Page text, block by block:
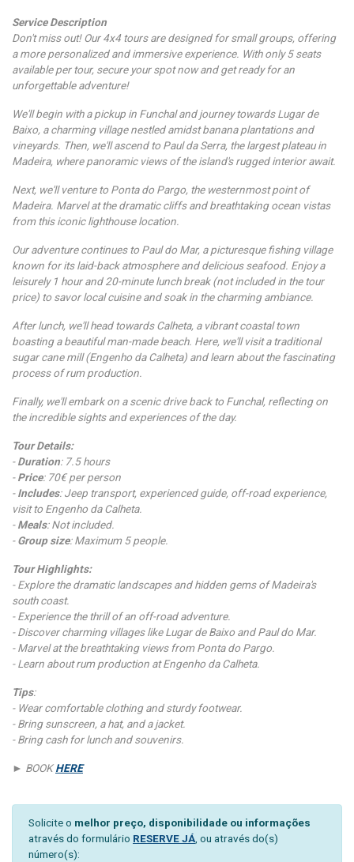
Service Description
Don't miss out! Our 4x4 tours are designed for small groups, offering
a more personalized and immersive experience. With only 5 seats
available per tour, secure your spot now and get ready for an
unforgettable adventure!
We'll begin with a pickup in Funchal and journey towards Lugar de
Baixo, a charming village nestled amidst banana plantations and
vineyards. Then, we'll ascend to Paul da Serra, the largest plateau in
Madeira, where panoramic views of the island's rugged interior await.
Next, we'll venture to Ponta do Pargo, the westernmost point of
Madeira. Marvel at the dramatic cliffs and breathtaking ocean vistas
from this iconic lighthouse location.
Our adventure continues to Paul do Mar, a picturesque fishing village
known for its laid-back atmosphere and delicious seafood. Enjoy a
leisurely 1 hour and 20-minute lunch break (not included in the tour
price) to savor local cuisine and soak in the charming ambiance.
After lunch, we'll head towards Calheta, a vibrant coastal town
boasting a beautiful man-made beach. Here, we'll visit a traditional
sugar cane mill (Engenho da Calheta) and learn about the fascinating
process of rum production.
Finally, we'll embark on a scenic drive back to Funchal, reflecting on
the incredible sights and experiences of the day.
Tour Details:
-Duration: 7.5 hours
-Price: 70€ per person
-Includes: Jeep transport, experienced guide, off-road experience,
visit to Engenho da Calheta.
-Meals: Not included.
-Group size: Maximum 5 people.
Tour Highlights:
- Explore the dramatic landscapes and hidden gems of Madeira's
south coast.
- Experience the thrill of an off-road adventure.
- Discover charming villages like Lugar de Baixo and Paul do Mar.
- Marvel at the breathtaking views from Ponta do Pargo.
- Learn about rum production at Engenho da Calheta.
Tips:
- Wear comfortable clothing and sturdy footwear.
- Bring sunscreen, a hat, and a jacket.
- Bring cash for lunch and souvenirs.
► BOOKHERE
Solicite o melhor preço, disponibilidade ou informações
através do formulário RESERVE JÁ , ou através do(s)
número(s):